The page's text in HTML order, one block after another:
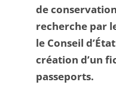
de
recherche par
le Conseil
création d’un
passeports.